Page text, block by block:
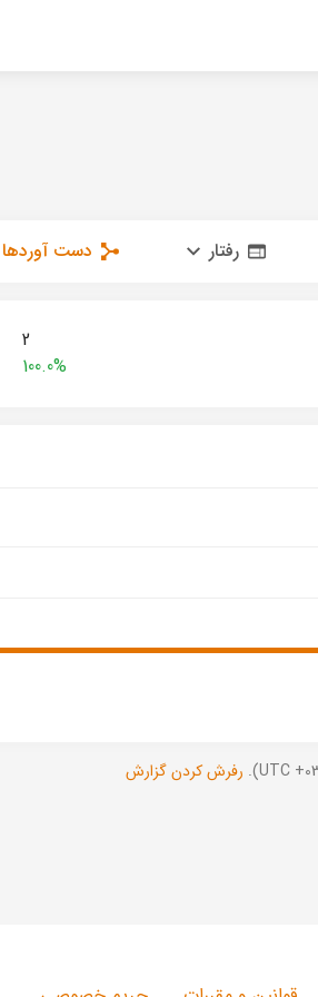
رفتار دست آوردها
2
100.0%
رفرش کردن گزارش